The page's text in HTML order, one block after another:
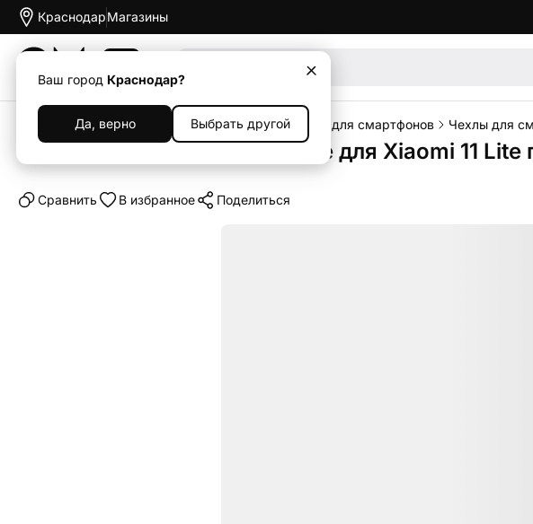
Краснодар
Ваш город Краснодар?
Да, верно Выбрать другой
Магазины
Каталог Аксессуары Чехлы Чехлы для смартфонов Чехлы для
Клип-кейс (накладка) Bubble для Xiaomi 11
Cравнить В избранное Поделиться